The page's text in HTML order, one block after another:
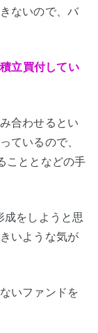
ないので、バ
立買付してい
合わせるとい
ているので、
こととなどの手
成をしようと思
いような気が
いファンドを